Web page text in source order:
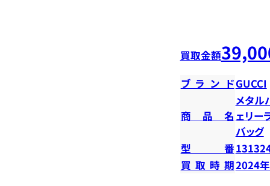
買取金額
ブランドGUCCI
商品名
メタル
ェリー
バッグ
型番
買取時期2024